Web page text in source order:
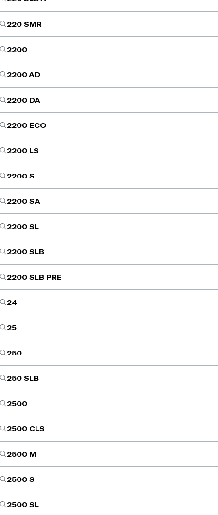
220 SMR
2200
2200 AD
2200 DA
2200 ECO
2200 LS
2200 S
2200 SA
2200 SL
2200 SLB
2200 SLB PRE
24
25
250
250 SLB
2500
2500 CLS
2500 M
2500 S
2500 SL